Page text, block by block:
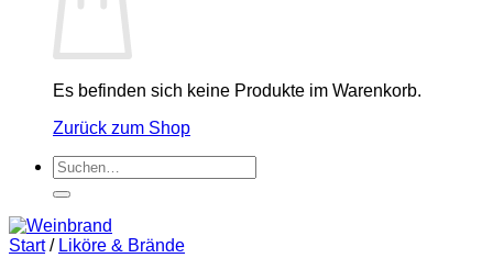
Es befinden sich keine Produkte im Warenkorb.
Zurück zum Shop
Suchen
nach:
Start / Liköre & Brände